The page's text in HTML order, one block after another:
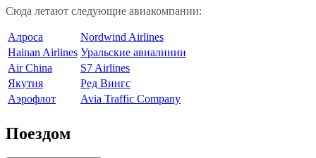
Сюда летают следующие авиакомпании:
Алроса
Nordwind Airlines
Hainan Airlines Уральские авиалинии
Air China
S7 Airlines
Якутия
Ред Вингс
Аэрофлот
Avia Traffic Company
Поездом